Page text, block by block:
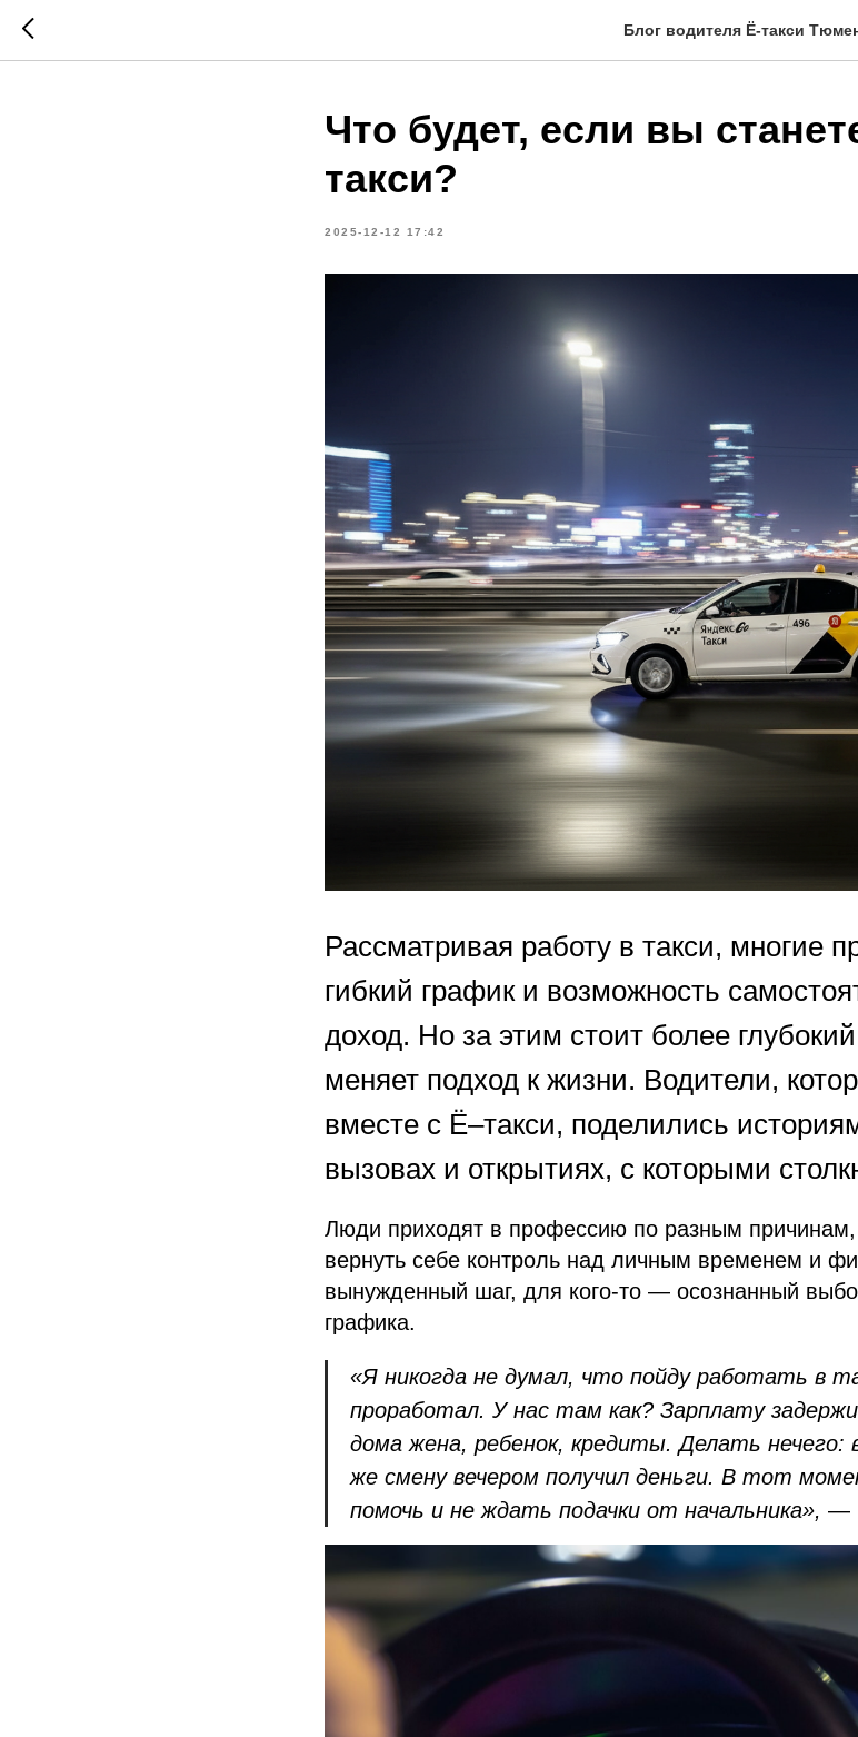
Блог водителя Ё-такси
Что будет, если вы
такси?
2025-12-12 17:42
Рассматривая работу в такси, многие
гибкий график и возможность
доход. Но за этим стоит более
меняет подход к жизни. Водители,
вместе с Ё–такси, поделились
вызовах и открытиях, с которыми
Люди приходят в профессию по разным
вернуть себе контроль над личным временем и
вынужденный шаг, для кого-то — осознанный
графика.
«Я никогда не думал, что пойду работать в
проработал. У нас там как? Зарплату
дома жена, ребенок, кредиты. Делать нечего:
же смену вечером получил деньги. В тот
помочь и не ждать подачки от начальника», —